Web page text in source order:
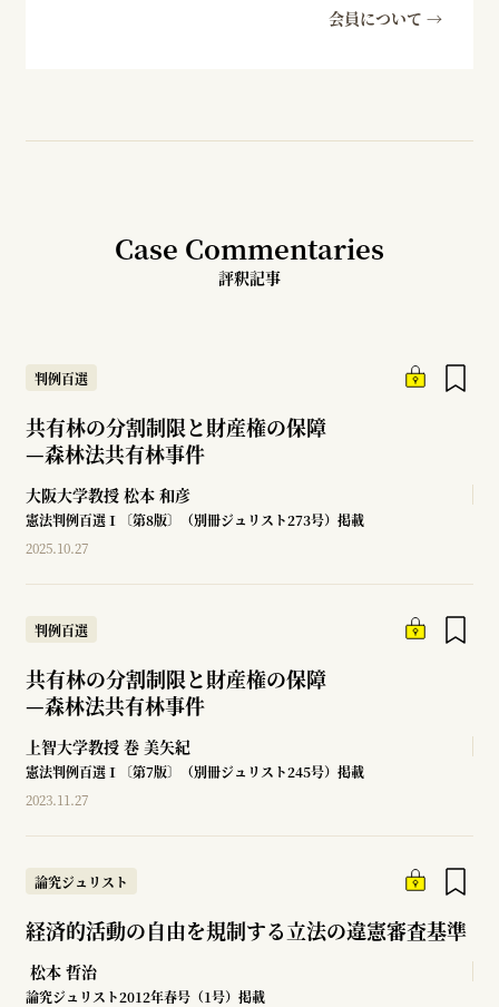
会員について →
Case Commentaries
評釈記事
判例百選
共有林の分割制限と財産権の保障
—森林法共有林事件
大阪大学教授 松本 和彦
憲法判例百選Ⅰ〔第8版〕（別冊ジュリスト273号）掲載
2025.10.27
判例百選
共有林の分割制限と財産権の保障
—森林法共有林事件
上智大学教授 巻 美矢紀
憲法判例百選Ⅰ〔第7版〕（別冊ジュリスト245号）掲載
2023.11.27
論究ジュリスト
経済的活動の自由を規制する立法の違憲審査基準
松本 哲治
論究ジュリスト2012年春号（1号）掲載